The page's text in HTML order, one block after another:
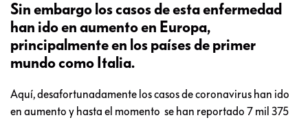
Sin embargo los casos de esta enfermedad
han ido en aumento en Europa,
principalmente en los países de primer
mundo como Italia.
Aquí, desafortunadamente los casos de coronavirus han ido
en aumento y hasta el momento se han reportado 7 mil 375